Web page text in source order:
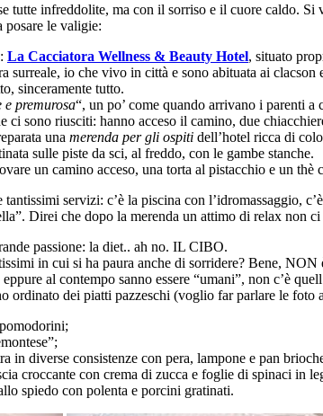
tutte infreddolite, ma con il sorriso e il cuore caldo.
posare le valigie:
La Cacciatora Wellness & Beauty Hotel, situato
surreale, io che vivo in città e sono abituata ai clacson
sinceramente tutto.
e premurosa“, un po’ come quando arrivano i parenti
ci sono riusciti: hanno acceso il camino, due
una merenda per gli ospiti dell’hotel ricca di
sulle piste da sci, al freddo, con le gambe stanche.
un camino acceso, una torta al pistacchio e un thè
tantissimi servizi: c’è la piscina con l’idromassaggio,
Direi che dopo la merenda un attimo di relax non ci
passione: la diet.. ah no. IL CIBO.
in cui si ha paura anche di sorridere? Bene,
al contempo sanno essere “umani”, non c’è
ordinato dei piatti pazzeschi (voglio far parlare le foto
in diverse consistenze con pera, lampone e pan
croccante con crema di zucca e foglie di spinaci in
spiedo con polenta e porcini gratinati.